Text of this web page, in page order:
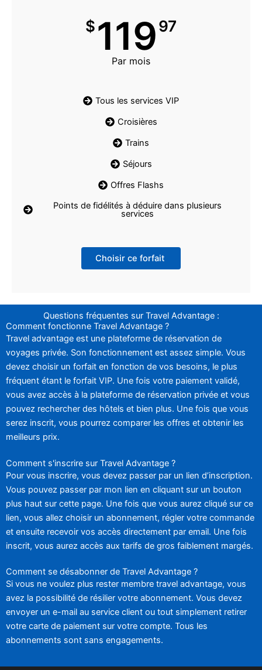
$11997
Par mois
Tous les services VIP
Croisières
Trains
Séjours
Offres Flashs
Points de fidélités à déduire dans plusieurs
services
Choisir ce forfait
Questions fréquentes sur Travel Advantage :
Comment fonctionne Travel Advantage ?
Travel advantage est une plateforme de réservation de
voyages privée. Son fonctionnement est assez simple. Vous
devez choisir un forfait en fonction de vos besoins, le plus
fréquent étant le forfait VIP. Une fois votre paiement validé,
vous avez accès à la plateforme de réservation privée et vous
pouvez rechercher des hôtels et bien plus. Une fois que vous
serez inscrit, vous pourrez comparer les offres et obtenir les
meilleurs prix.
Comment s'inscrire sur Travel Advantage ?
Pour vous inscrire, vous devez passer par un lien d’inscription.
Vous pouvez passer par mon lien en cliquant sur un bouton
plus haut sur cette page. Une fois que vous aurez cliqué sur ce
lien, vous allez choisir un abonnement, régler votre commande
et ensuite recevoir vos accès directement par email. Une fois
inscrit, vous aurez accès aux tarifs de gros faiblement margés.
Comment se désabonner de Travel Advantage ?
Si vous ne voulez plus rester membre travel advantage, vous
avez la possibilité de résilier votre abonnement. Vous devez
envoyer un e-mail au service client ou tout simplement retirer
votre carte de paiement sur votre compte. Tous les
abonnements sont sans engagements.